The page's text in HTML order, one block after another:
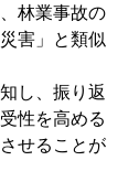
林業事故の
害」と類似
し、振り返
性を高める
せることが